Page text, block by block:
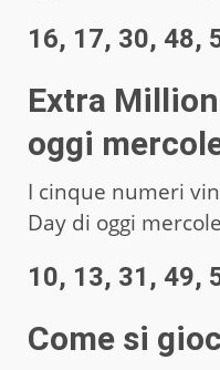
16, 17, 30, 48,
Extra
oggi
I cinque numeri
Day di oggi
10, 13, 31, 49,
Come si